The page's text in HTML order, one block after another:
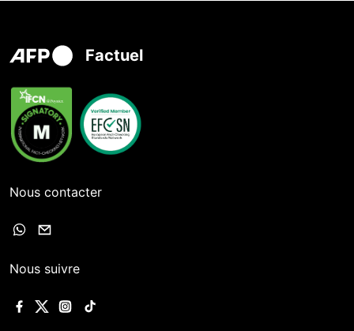
Factuel
Nous contacter
Nous suivre